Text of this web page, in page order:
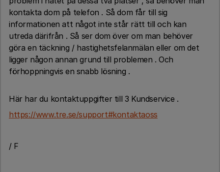
kontakta dom på telefon . Så dom får till sig
informationen att något inte står rätt till och kan
utreda därifrån . Så ser dom över om man behöver
göra en täckning / hastighetsfelanmälan eller om det
ligger någon annan grund till problemen . Och
förhoppningvis en snabb lösning .
Här har du kontaktuppgifter till 3 Kundservice .
https://www.tre.se/support#kontaktaoss
/ F